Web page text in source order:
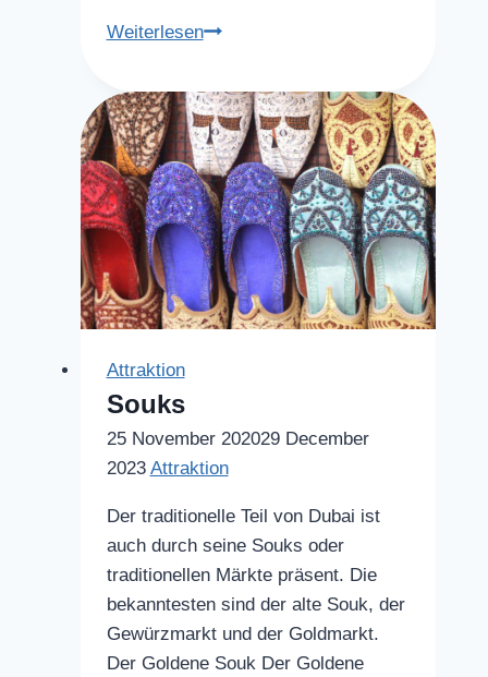
WeiterlesenWasserparks
Attraktion
Souks
25 November 202029 December
2023 Attraktion
Der traditionelle Teil von Dubai ist
auch durch seine Souks oder
traditionellen Märkte präsent. Die
bekanntesten sind der alte Souk, der
Gewürzmarkt und der Goldmarkt.
Der Goldene Souk Der Goldene